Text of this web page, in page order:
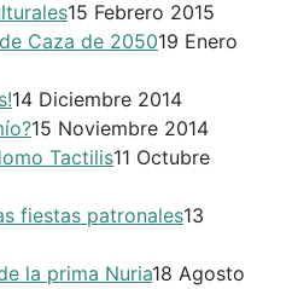
15 Febrero 2015
Caza de 205019 Enero
14 Diciembre 2014
15 Noviembre 2014
Tactilis11 Octubre
fiestas patronales13
la prima Nuria18 Agosto